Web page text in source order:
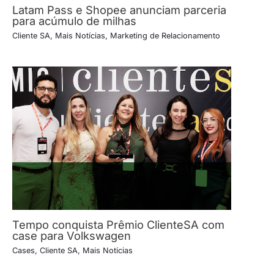
Latam Pass e Shopee anunciam parceria
para acúmulo de milhas
Cliente SA, Mais Notícias, Marketing de Relacionamento
Tempo conquista Prêmio ClienteSA com
case para Volkswagen
Cases, Cliente SA, Mais Notícias